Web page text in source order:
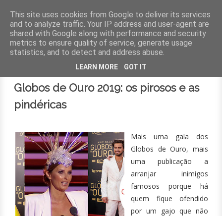
MENU
30 de setembro de 2019
Globos de Ouro 2019: os pirosos e as
pindéricas
Mais uma gala dos
Globos de Ouro, mais
uma publicação a
arranjar inimigos
famosos porque há
quem fique ofendido
por um gajo que não
This site uses cookies from Google to deliver its services
and to analyze traffic. Your IP address and user-agent are
shared with Google along with performance and security
metrics to ensure quality of service, generate usage
statistics, and to detect and address abuse.
LEARN MORE GOT IT